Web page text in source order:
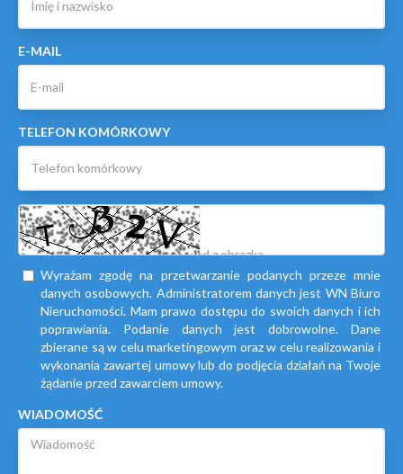
E-MAIL
TELEFON KOMÓRKOWY
Wyrażam zgodę na przetwarzanie podanych przeze mnie
danych osobowych. Administratorem danych jest WN Biuro
Nieruchomości. Mam prawo dostępu do swoich danych i ich
poprawiania. Podanie danych jest dobrowolne. Dane
zbierane są w celu marketingowym oraz w celu realizowania i
wykonania zawartej umowy lub do podjęcia działań na Twoje
żądanie przed zawarciem umowy.
WIADOMOŚĆ